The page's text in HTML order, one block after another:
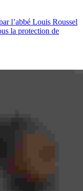
l’abbé Louis Roussel
la protection de